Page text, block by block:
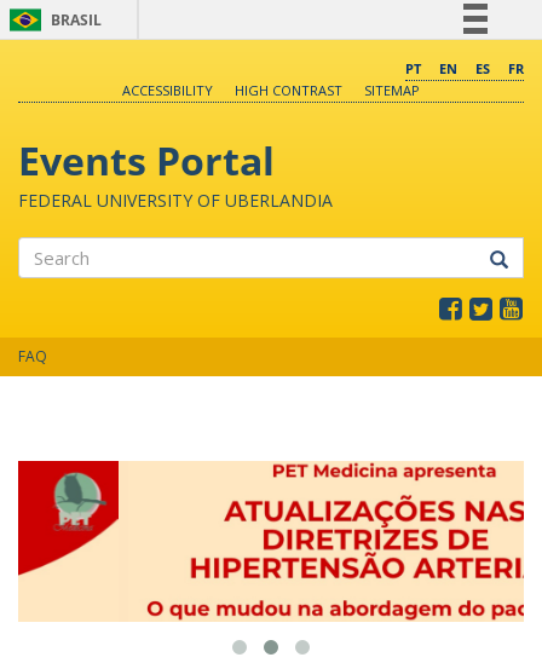
BRASIL
Comunica BR
Canais
PT EN ES
FR
ACCESSIBILITY
HIGH CONTRAST SITEMAP
Events Portal
FEDERAL UNIVERSITY OF UBERLANDIA
FAQ